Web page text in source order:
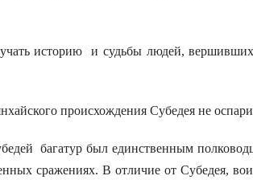
историю и судьбы людей,
происхождения Субедея не
багатур был единственным
сражениях. В отличие от Субедея,